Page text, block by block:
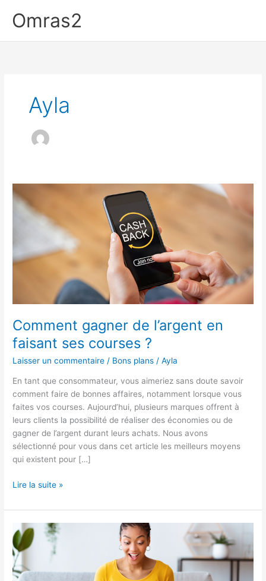
Omras2
Ayla
Comment gagner de l’argent en
faisant ses courses ?
Laisser un commentaire / Bons plans /Ayla
En tant que consommateur, vous aimeriez sans doute savoir
comment faire de bonnes affaires, notamment lorsque vous
faites vos courses. Aujourd’hui, plusieurs marques offrent à
leurs clients la possibilité de réaliser des économies ou de
gagner de l’argent durant leurs achats. Nous avons
sélectionné pour vous dans cet article les meilleurs moyens
qui existent pour […]
Comment
de
l’argent
en
faisant
ses
courses
Lire la suite »